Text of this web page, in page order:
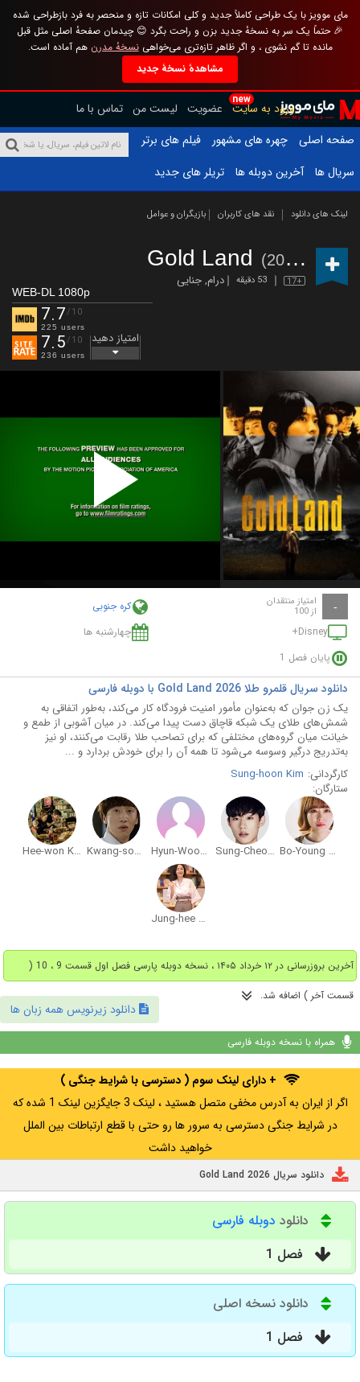
مای موویز با یک طراحی کاملاً جدید و کلی امکانات تازه و منحصر به فرد بازطراحی شده
🎉 حتماً یک سر به نسخهٔ جدید بزن و راحت بگرد 😊 چیدمان صفحهٔ اصلی مثل قبل
مانده تا گم نشوی ، و اگر ظاهر تازه‌تری می‌خواهینسخهٔ مدرن هم آماده است.
مشاهدهٔ نسخهٔ جدید
new
ورود به سایت عضویت لیست من تماس با ما
صفحه اصلی
چهره های مشهور
فیلم های برتر
سریال ها
آخرین دوبله ها تریلر های جدید
لینک های دانلود نقد های کاربران بازیگران و عوامل
Gold Land (2026 – )
17+ 53 دقیقه درام,جنایی
WEB-DL 1080p
7.7/10
225 users
7.5/10
236 users
امتیاز دهید
Play
Video
- امتیاز منتقدان
از 100
کره جنوبی
Disney+
چهارشنبه ها
پایان فصل 1
دانلود سریال قلمرو طلا Gold Land 2026 با دوبله فارسی
یک زن جوان که به‌عنوان مأمور امنیت فرودگاه کار می‌کند، به‌طور اتفاقی به
شمش‌های طلای یک شبکه قاچاق دست پیدا می‌کند. در میان آشوبی از طمع و
خیانت میان گروه‌های مختلفی که برای تصاحب طلا رقابت می‌کنند، او نیز
به‌تدریج درگیر وسوسه می‌شود تا همه آن را برای خودش بردارد و ...
کارگردانی: Sung-hoon Kim
ستارگان:
Bo-Young Park
Sung-Cheol Kim
Hyun-Wook Lee
Kwang-soo Lee
Hee-won Kim
Jung-hee Moon
آخرین بروزرسانی در ۱۲ خرداد ۱۴۰۵ ، نسخه دوبله پارسی فصل اول قسمت 9 ، 10 (
قسمت آخر ) اضافه شد.
دانلود زیرنویس همه زبان ها
همراه با نسخه دوبله فارسی
+ دارای لینک سوم ( دسترسی با شرایط جنگی )
اگر از ایران به آدرس مخفی متصل هستید ، لینک 3 جایگزین لینک 1 شده که
در شرایط جنگی دسترسی به سرور ها رو حتی با قطع ارتباطات بین الملل
خواهید داشت
دانلود سریال Gold Land 2026
دانلود دوبله فارسی
فصل 1
دانلود نسخه اصلی
فصل 1